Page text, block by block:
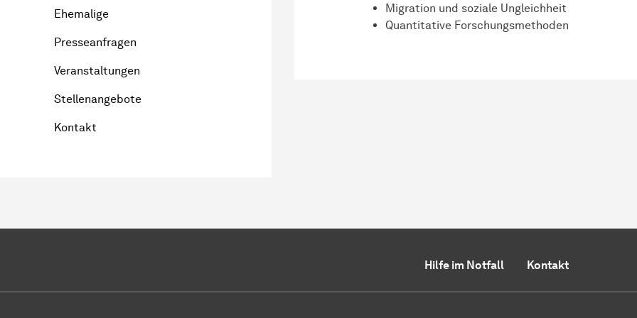
Ehemalige
Presseanfragen
Veranstaltungen
Stellenangebote
Kontakt
Migration und soziale Ungleichheit
Quantitative Forschungsmethoden
Hilfe im Notfall Kontakt